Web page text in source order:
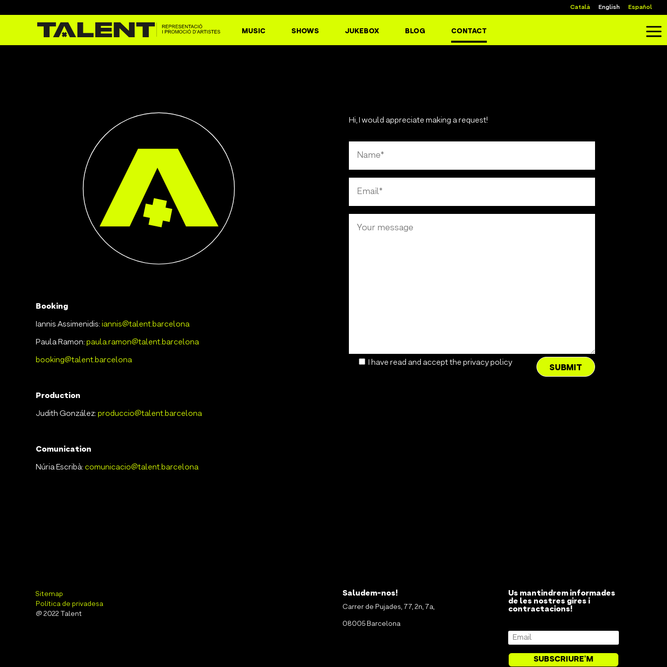
Català English Español
MUSIC SHOWS JUKEBOX BLOG CONTACT a
Booking
Iannis Assimenidis:iannis@talent.barcelona
Paula Ramon:paula.ramon@talent.barcelona
booking@talent.barcelona
Production
Judith González:produccio@talent.barcelona
Comunication
Núria Escribà:comunicacio@talent.barcelona
Hi, I would appreciate making a request!
I have read and accept the privacy policy
Sitemap
Política de privadesa
@ 2022 Talent
Saludem-nos!
Carrer de Pujades, 77, 2n, 7a,
08005 Barcelona
Us mantindrem informades
de les nostres gires i
contractacions!
SUBSCRIURE'M